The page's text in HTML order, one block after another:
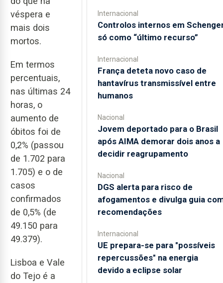
véspera e
mais dois
mortos.
Em termos
percentuais,
nas últimas 24
horas, o
aumento de
óbitos foi de
0,2% (passou
de 1.702 para
1.705) e o de
casos
confirmados
de 0,5% (de
49.150 para
49.379).
Lisboa e Vale
do Tejo é a
Internacional
Controlos internos em
só como “último recurso”
Internacional
França deteta novo caso de
hantavírus transmissível entre
humanos
Nacional
Jovem deportado para o Brasil
após AIMA demorar dois anos a
decidir reagrupamento
Nacional
DGS alerta para risco de
afogamentos e divulga guia
recomendações
Internacional
UE prepara-se para "possíveis
repercussões" na energia
devido a eclipse solar